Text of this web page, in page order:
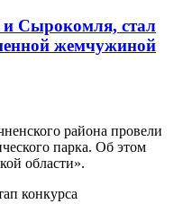
Сырокомля, стал
жемчужиной
района провели
парка. Об этом
области».